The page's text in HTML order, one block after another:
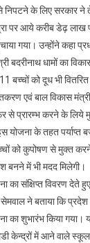
निपटने के लिए सरकार ने
पर आये करीब डेढ़ लाख
गया। उन्होंने कहा
बदरीनाथ धामों का
बच्चों को दूध भी
एवं बाल विकास
से प्रारम्भ करने के
योजना के तहत पर्याप्त
को कुपोषण से मुक्त
बनने में भी मदद मिलेगी।
संक्षिप्त विवरण देते
ने बताया कि
शुभारंभ किया गया।
केन्द्रों में आने वाले